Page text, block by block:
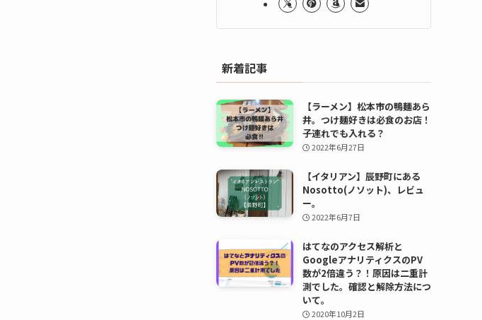
新着記事
【ラーメン】松本市の鴨麺あら
井。つけ麺好きは必食のお店！
子連れでも入れる？
2022年6月27日
【イタリアン】辰野町にある
Nosotto(ノソット)、レビュ
ー。
2022年6月7日
はてなのアクセス解析と
GoogleアナリティクスのPV
数が2倍違う？！原因は二重計
測でした。確認と解除方法につ
いて。
2020年10月2日